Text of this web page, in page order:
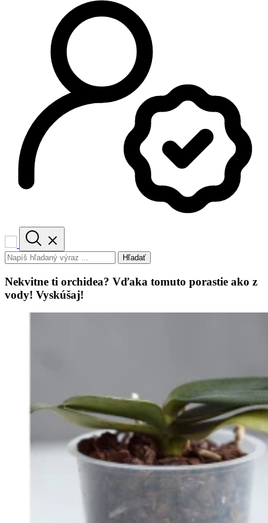
Hľadať
Nekvitne ti orchidea? Vďaka tomuto porastie ako z
vody! Vyskúšaj!